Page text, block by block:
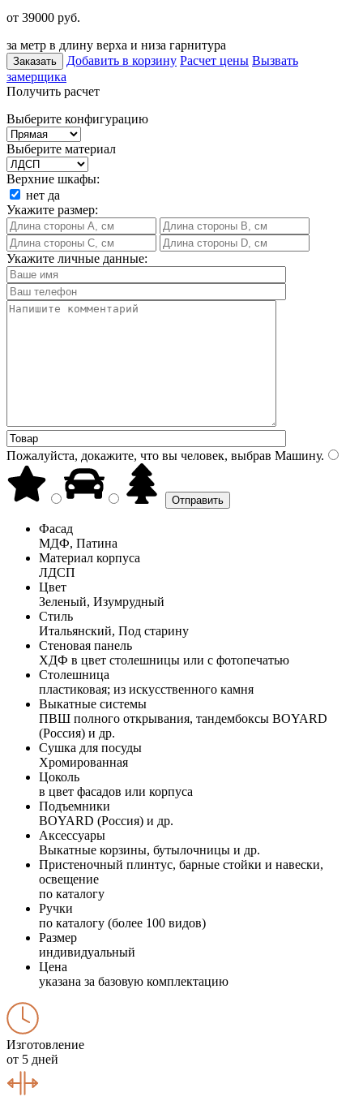
от 39000 руб.
за метр в длину верха и низа гарнитура
Заказать Добавить в корзину Расчет цены Вызвать
замерщика
Получить расчет
Выберите конфигурацию
Выберите материал
Верхние шкафы:
нет да
Укажите размер:
Укажите личные данные:
Пожалуйста, докажите, что вы человек, выбрав Машину.
Фасад
МДФ, Патина
Материал корпуса
ЛДСП
Цвет
Зеленый, Изумрудный
Стиль
Итальянский, Под старину
Стеновая панель
ХДФ в цвет столешницы или с фотопечатью
Столешница
пластиковая; из искусственного камня
Выкатные системы
ПВШ полного открывания, тандембоксы BOYARD
(Россия) и др.
Сушка для посуды
Хромированная
Цоколь
в цвет фасадов или корпуса
Подъемники
BOYARD (Россия) и др.
Аксессуары
Выкатные корзины, бутылочницы и др.
Пристеночный плинтус, барные стойки и навески,
освещение
по каталогу
Ручки
по каталогу (более 100 видов)
Размер
индивидуальный
Цена
указана за базовую комплектацию
Изготовление
от 5 дней